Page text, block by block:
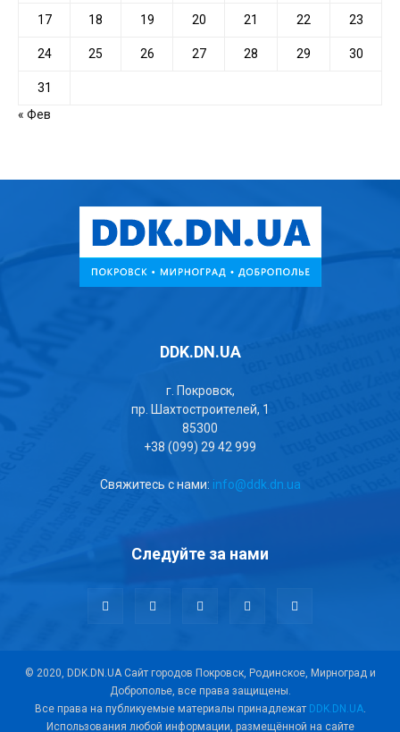
17 18 19 20 21 22 23
24 25 26 27 28 29 30
31
« Фев
DDK.DN.UA
г. Покровск,
пр. Шахтостроителей, 1
85300
+38 (099) 29 42 999
Свяжитесь с нами: info@ddk.dn.ua
Следуйте за нами
© 2020, DDK.DN.UA Сайт городов Покровск, Родинское, Мирноград и
Доброполье, все права защищены.
Все права на публикуемые материалы принадлежат DDK.DN.UA.
Использования любой информации, размещённой на сайте